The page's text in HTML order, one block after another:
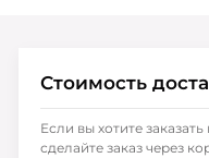
Стоимость
Если вы хотите
сделайте заказ через